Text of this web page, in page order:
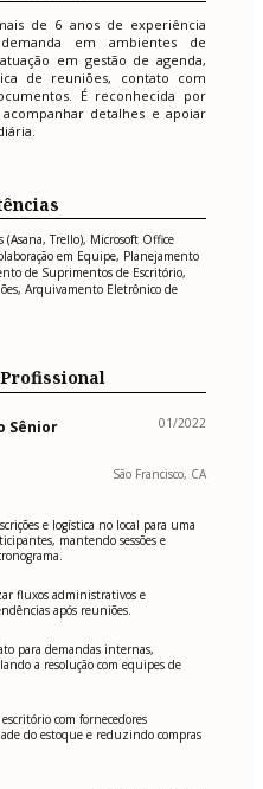
de 6 anos de experiência
em ambientes de
em gestão de agenda,
de reuniões, contato com
É reconhecida por
detalhes e apoiar
Trello), Microsoft Office
em Equipe, Planejamento
de Suprimentos de Escritório,
Arquivamento Eletrônico de
Sênior 01/2022
São Francisco, CA
e logística no local para uma
mantendo sessões e
fluxos administrativos e
após reuniões.
para demandas internas,
a resolução com equipes de
com fornecedores
do estoque e reduzindo compras